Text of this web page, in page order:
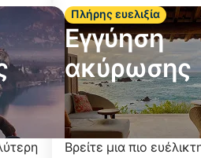
Πλήρης ευελιξία
Εγγύηση
ακύρωσης
Βρείτε μια πιο